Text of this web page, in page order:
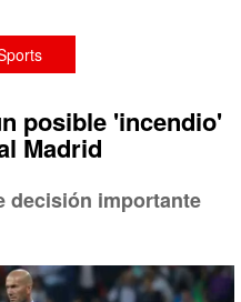
posible 'incendio'
Madrid
decisión importante